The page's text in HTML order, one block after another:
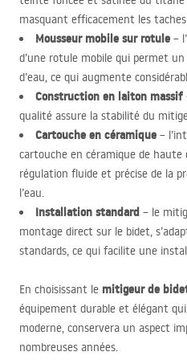
masquant efficacement les
Mousseur mobile sur rotule –
d’une rotule mobile qui permet un
d’eau, ce qui augmente
Construction en laiton massif
qualité assure la stabilité du
Cartouche en céramique –
cartouche en céramique de haute
régulation fluide et précise de la
l’eau.
Installation standard – le
montage direct sur le bidet,
standards, ce qui facilite une
En choisissant le mitigeur de
équipement durable et élégant
moderne, conservera un aspect
nombreuses années.